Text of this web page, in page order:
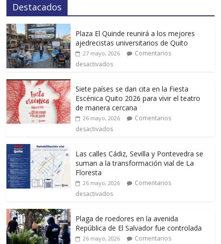
Destacados
Plaza El Quinde reunirá a los mejores
ajedrecistas universitarios de Quito
27 mayo, 2026
Comentarios
desactivados
Siete países se dan cita en la Fiesta
Escénica Quito 2026 para vivir el teatro
de manera cercana
26 mayo, 2026
Comentarios
desactivados
Las calles Cádiz, Sevilla y Pontevedra se
suman a la transformación vial de La
Floresta
26 mayo, 2026
Comentarios
desactivados
Plaga de roedores en la avenida
República de El Salvador fue controlada
26 mayo, 2026
Comentarios